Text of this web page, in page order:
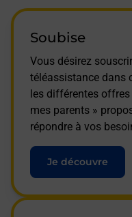
Soubise
Vous désirez
téléassistance dans
les différentes
mes parents »
répondre à vos
Je découvre